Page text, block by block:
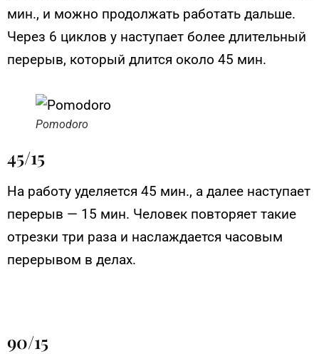
мин., и можно продолжать работать дальше.
Через 6 циклов у наступает более длительный
перерыв, который длится около 45 мин.
Pomodoro
45/15
На работу уделяется 45 мин., а далее наступает
перерыв — 15 мин. Человек повторяет такие
отрезки три раза и наслаждается часовым
перерывом в делах.
90/15